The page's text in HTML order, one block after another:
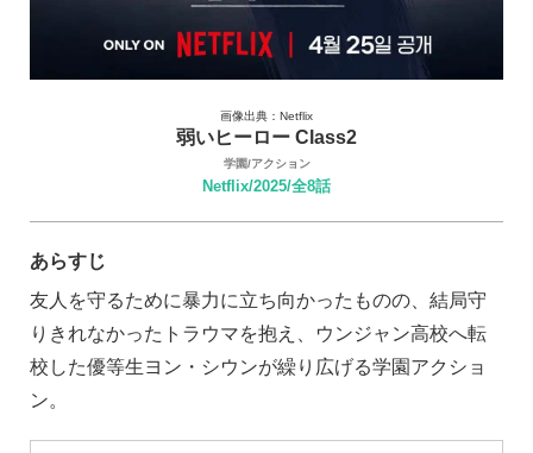
画像出典：Netflix
弱いヒーロー Class2
学園/アクション
Netflix/2025/全8話
あらすじ
友人を守るために暴力に立ち向かったものの、結局守
りきれなかったトラウマを抱え、ウンジャン高校へ転
校した優等生ヨン・シウンが繰り広げる学園アクショ
ン。